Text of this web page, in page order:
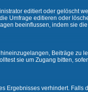
editiert oder gelöscht
Umfrage editieren oder
beeinflussen, indem sie
Beiträge
sie um Zugang bitten,
verhindert.